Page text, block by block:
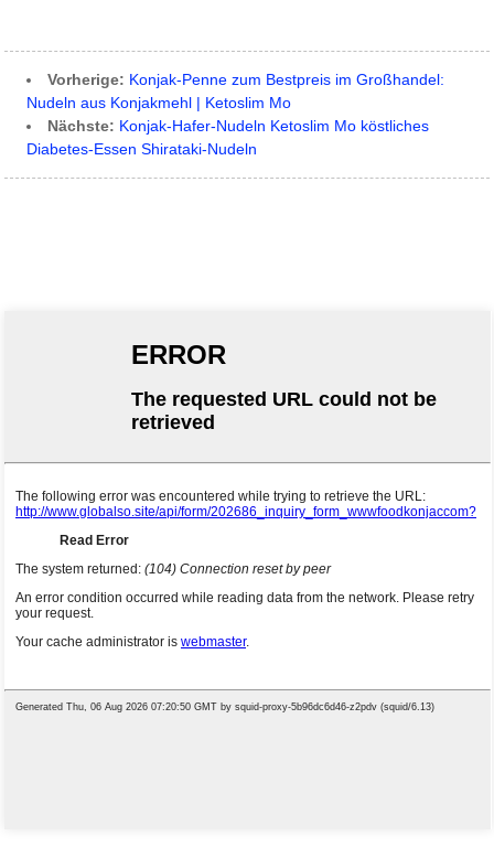
Vorherige: Konjak-Penne zum Bestpreis im Großhandel:
Nudeln aus Konjakmehl | Ketoslim Mo
Nächste: Konjak-Hafer-Nudeln Ketoslim Mo köstliches
Diabetes-Essen Shirataki-Nudeln